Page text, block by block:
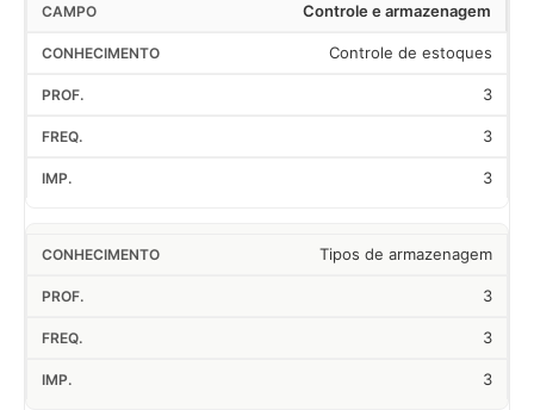
Controle e armazenagem
Controle de estoques
3
3
3
Tipos de armazenagem
3
3
3